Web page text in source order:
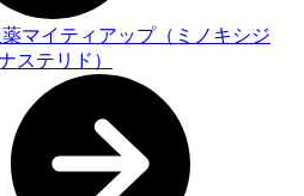
マイティアップ（ミノキシジ
ステリド）